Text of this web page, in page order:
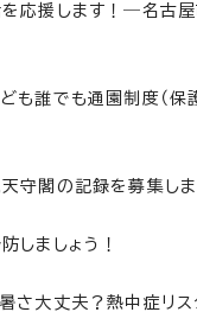
応援します！―名古
も誰でも通園制度（
守閣の記録を募集し
しましょう！
さ大丈夫？熱中症リス